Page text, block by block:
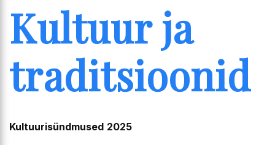
Kultuur ja
traditsioonid
Kultuurisündmused 2025